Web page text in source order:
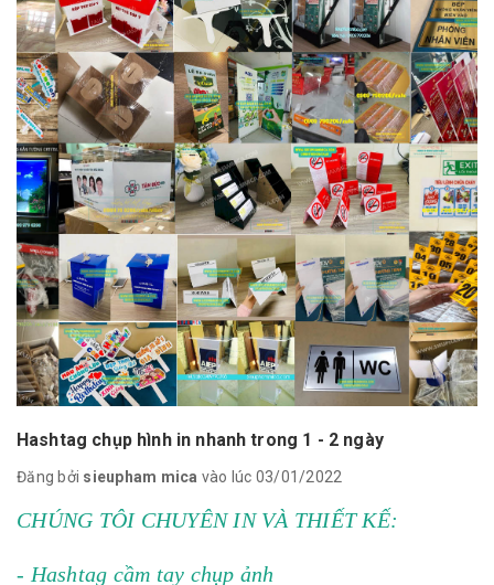
Hashtag chụp hình in nhanh trong 1 - 2 ngày
Đăng bởi sieupham mica vào lúc 03/01/2022
CHÚNG TÔI CHUYÊN IN VÀ THIẾT KẾ:
- Hashtag cầm tay chụp ảnh